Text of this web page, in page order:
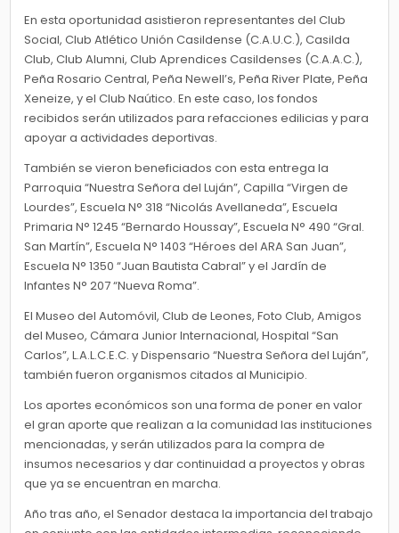
En esta oportunidad asistieron representantes del Club
Social, Club Atlético Unión Casildense (C.A.U.C.), Casilda
Club, Club Alumni, Club Aprendices Casildenses (C.A.A.C.),
Peña Rosario Central, Peña Newell’s, Peña River Plate, Peña
Xeneize, y el Club Naútico. En este caso, los fondos
recibidos serán utilizados para refacciones edilicias y para
apoyar a actividades deportivas.
También se vieron beneficiados con esta entrega la
Parroquia “Nuestra Señora del Luján”, Capilla “Virgen de
Lourdes”, Escuela N° 318 “Nicolás Avellaneda”, Escuela
Primaria N° 1245 “Bernardo Houssay”, Escuela N° 490 “Gral.
San Martín”, Escuela N° 1403 “Héroes del ARA San Juan”,
Escuela N° 1350 “Juan Bautista Cabral” y el Jardín de
Infantes N° 207 “Nueva Roma”.
El Museo del Automóvil, Club de Leones, Foto Club, Amigos
del Museo, Cámara Junior Internacional, Hospital “San
Carlos”, L.A.L.C.E.C. y Dispensario “Nuestra Señora del Luján”,
también fueron organismos citados al Municipio.
Los aportes económicos son una forma de poner en valor
el gran aporte que realizan a la comunidad las instituciones
mencionadas, y serán utilizados para la compra de
insumos necesarios y dar continuidad a proyectos y obras
que ya se encuentran en marcha.
Año tras año, el Senador destaca la importancia del trabajo